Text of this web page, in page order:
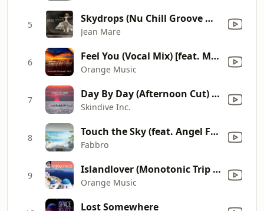
5 Skydrops (Nu Chill Groove Mix)
Jean Mare
6 Feel You (Vocal Mix) [feat. Mirjam]
Orange Music
7 Day By Day (Afternoon Cut) [feat. Ino]
Skindive Inc.
8 Touch the Sky (feat. Angel Falls)
Fabbro
9 Islandlover (Monotonic Trip Mix) [feat. Mirjam]
Orange Music
Lost Somewhere